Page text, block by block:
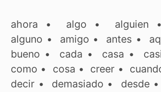
ahora • algo • alguien
alguno • amigo • antes •
bueno • cada • casa •
como • cosa • creer •
decir • demasiado • desde•